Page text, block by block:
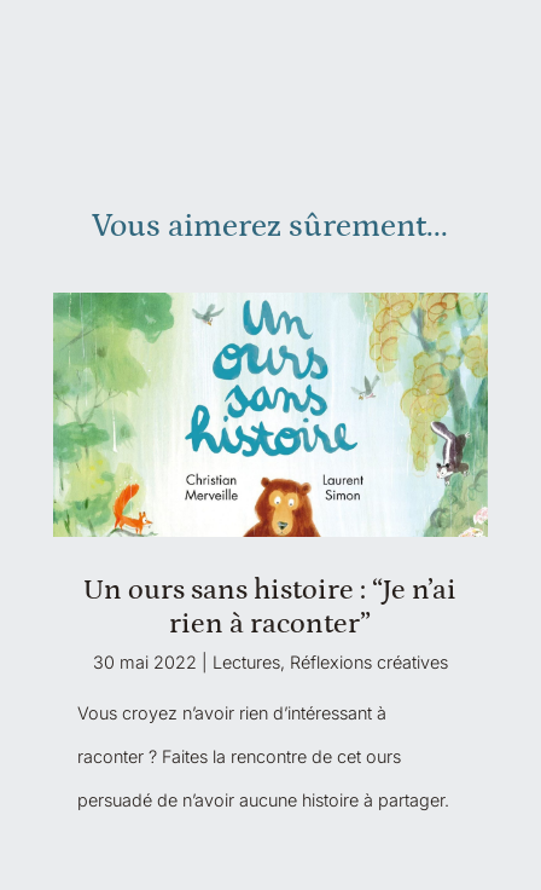
Vous aimerez sûrement...
Un ours sans histoire : “Je n’ai
rien à raconter”
30 mai 2022 Lectures, Réflexions créatives
Vous croyez n’avoir rien d’intéressant à
raconter ? Faites la rencontre de cet ours
persuadé de n’avoir aucune histoire à partager.